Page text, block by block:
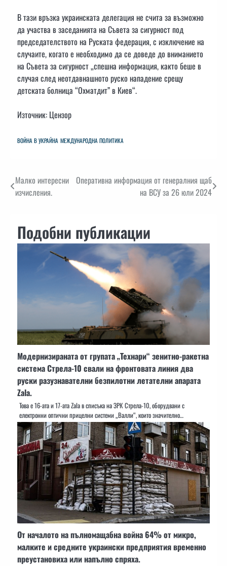
В тази връзка украинската делегация не счита за възможно
да участва в заседанията на Съвета за сигурност под
председателството на Руската федерация, с изключение на
случаите, когато е необходимо да се доведе до вниманието
на Съвета за сигурност „спешна информация, както беше в
случая след неотдавнашното руско нападение срещу
детската болница “Охматдит” в Киев“.
Източник: Цензор
ВОЙНА В УКРАЙНА МЕЖДУНАРОДНА ПОЛИТИКА
Навигация
Малко интересни
изчисления.
Оперативна информация от генералния щаб
на ВСУ за 26 юли 2024
Подобни публикации
Модернизираната от групата „Технари“ зенитно-ракетна
система Стрела-10 свали на фронтовата линия два
руски разузнавателни безпилотни летателни апарата
Zala.
Това е 16-ата и 17-ата Zala в списъка на ЗРК Стрела-10, оборудвани с
електронни оптични прицелни системи „Валли“, които значително…
От началото на пълномащабна война 64% от микро,
малките и средните украински предприятия временно
преустановиха или напълно спряха.